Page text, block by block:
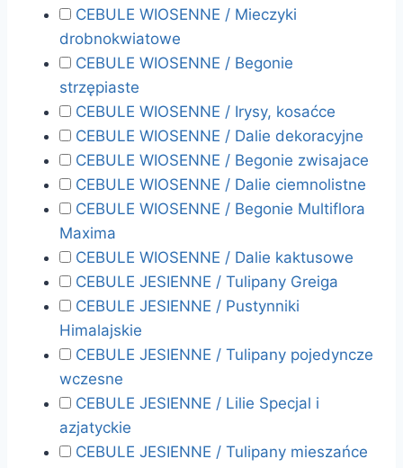
CEBULE WIOSENNE / Mieczyki
drobnokwiatowe
CEBULE WIOSENNE / Begonie
strzępiaste
CEBULE WIOSENNE / Irysy, kosaćce
CEBULE WIOSENNE / Dalie dekoracyjne
CEBULE WIOSENNE / Begonie zwisajace
CEBULE WIOSENNE / Dalie ciemnolistne
CEBULE WIOSENNE / Begonie Multiflora
Maxima
CEBULE WIOSENNE / Dalie kaktusowe
CEBULE JESIENNE / Tulipany Greiga
CEBULE JESIENNE / Pustynniki
Himalajskie
CEBULE JESIENNE / Tulipany pojedyncze
wczesne
CEBULE JESIENNE / Lilie Specjal i
azjatyckie
CEBULE JESIENNE / Tulipany mieszańce